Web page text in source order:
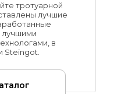
тротуарной
лучшие
лучшими
в
Steingot.